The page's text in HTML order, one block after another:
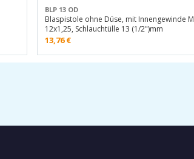
BLP 13 OD
Blaspistole ohne Düse, mit Innengewinde M
12x1,25, Schlauchtülle 13 (1/2")mm
13,76€